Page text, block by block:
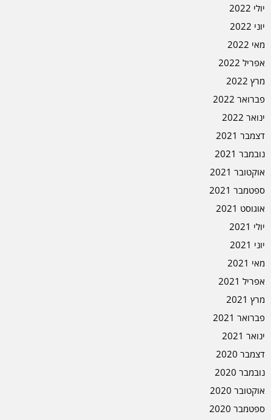
יולי 2022
יוני 2022
מאי 2022
אפריל 2022
מרץ 2022
פברואר 2022
ינואר 2022
דצמבר 2021
נובמבר 2021
אוקטובר 2021
ספטמבר 2021
אוגוסט 2021
יולי 2021
יוני 2021
מאי 2021
אפריל 2021
מרץ 2021
פברואר 2021
ינואר 2021
דצמבר 2020
נובמבר 2020
אוקטובר 2020
ספטמבר 2020